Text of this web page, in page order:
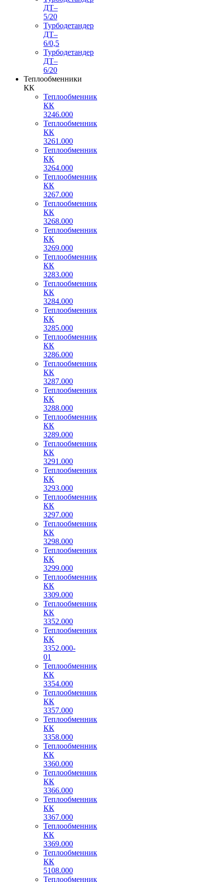
ДТ–
5/20
Турбодетандер
ДТ–
6/0,5
Турбодетандер
ДТ–
6/20
Теплообменники
КК
Теплообменник
КК
3246.000
Теплообменник
КК
3261.000
Теплообменник
КК
3264.000
Теплообменник
КК
3267.000
Теплообменник
КК
3268.000
Теплообменник
КК
3269.000
Теплообменник
КК
3283.000
Теплообменник
КК
3284.000
Теплообменник
КК
3285.000
Теплообменник
КК
3286.000
Теплообменник
КК
3287.000
Теплообменник
КК
3288.000
Теплообменник
КК
3289.000
Теплообменник
КК
3291.000
Теплообменник
КК
3293.000
Теплообменник
КК
3297.000
Теплообменник
КК
3298.000
Теплообменник
КК
3299.000
Теплообменник
КК
3309.000
Теплообменник
КК
3352.000
Теплообменник
КК
3352.000-
01
Теплообменник
КК
3354.000
Теплообменник
КК
3357.000
Теплообменник
КК
3358.000
Теплообменник
КК
3360.000
Теплообменник
КК
3366.000
Теплообменник
КК
3367.000
Теплообменник
КК
3369.000
Теплообменник
КК
5108.000
Теплообменник